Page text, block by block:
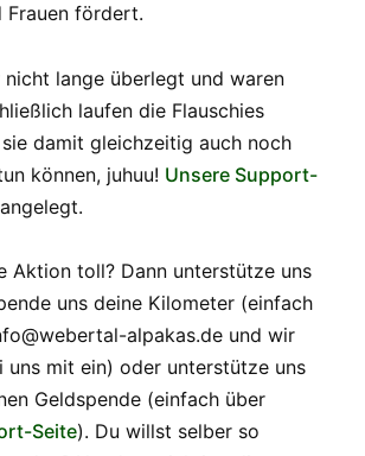
Frauen fördert.
nicht lange überlegt und waren
laufen die Flauschies
damit gleichzeitig auch noch
können, juhuu! Unsere Support-
Aktion toll? Dann unterstütze uns
uns deine Kilometer (einfach
alpakas.de und wir
uns mit ein) oder unterstütze uns
Geldspende (einfach über
Seite). Du willst selber so